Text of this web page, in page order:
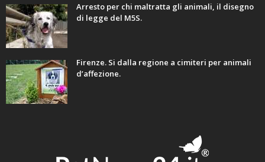
Arresto per chi maltratta gli animali, il disegno
di legge del M5S.
Firenze. Si dalla regione a cimiteri per animali
d’affezione.